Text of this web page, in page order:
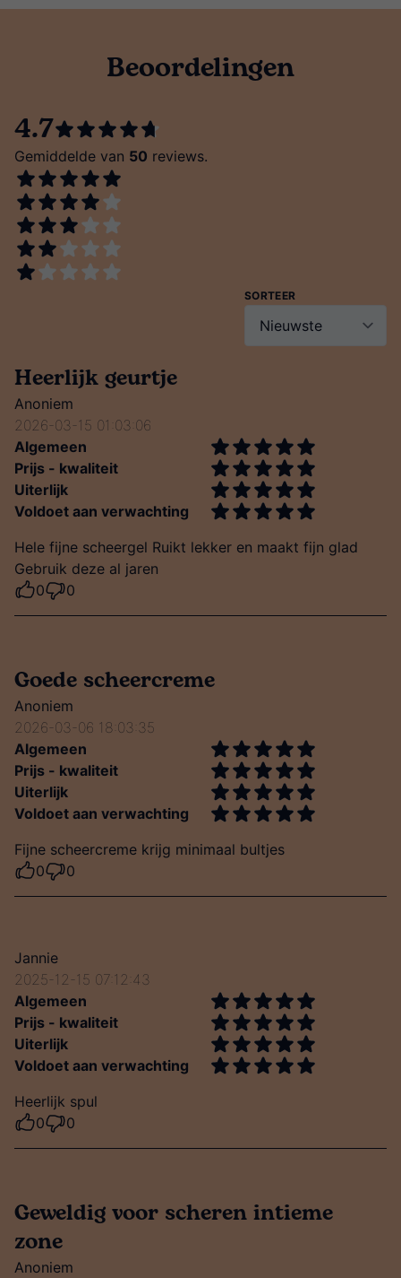
Beoordelingen
4.7
Gemiddelde van 50 reviews.
SORTEER
Heerlijk geurtje
Anoniem
2026-03-15 01:03:06
Algemeen
Prijs - kwaliteit
Uiterlijk
Voldoet aan verwachting
Hele fijne scheergel Ruikt lekker en maakt fijn glad
Gebruik deze al jaren
0
0
Goede scheercreme
Anoniem
2026-03-06 18:03:35
Algemeen
Prijs - kwaliteit
Uiterlijk
Voldoet aan verwachting
Fijne scheercreme krijg minimaal bultjes
0
0
Jannie
2025-12-15 07:12:43
Algemeen
Prijs - kwaliteit
Uiterlijk
Voldoet aan verwachting
Heerlijk spul
0
0
Geweldig voor scheren intieme
zone
Anoniem